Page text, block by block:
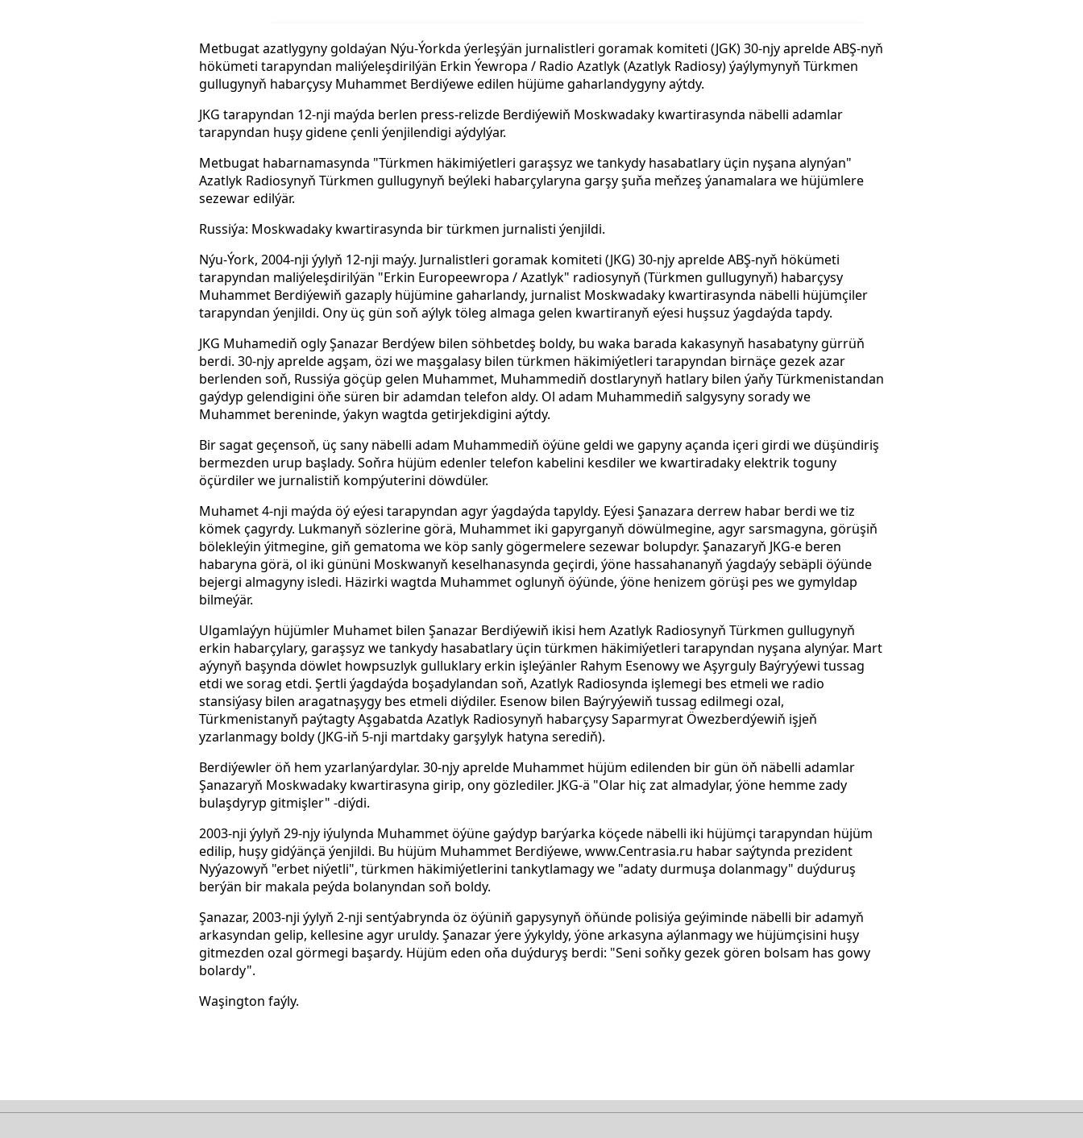
Metbugat azatlygyny goldaýan Nýu-Ýorkda ýerleşýän jurnalistleri goramak komiteti (JGK) 30-njy aprelde ABŞ-nyň
hökümeti tarapyndan maliýeleşdirilýän Erkin Ýewropa / Radio Azatlyk (Azatlyk Radiosy) ýaýlymynyň Türkmen
gullugynyň habarçysy Muhammet Berdiýewe edilen hüjüme gaharlandygyny aýtdy.
JKG tarapyndan 12-nji maýda berlen press-relizde Berdiýewiň Moskwadaky kwartirasynda näbelli adamlar
tarapyndan huşy gidene çenli ýenjilendigi aýdylýar.
Metbugat habarnamasynda "Türkmen häkimiýetleri garaşsyz we tankydy hasabatlary üçin nyşana alynýan"
Azatlyk Radiosynyň Türkmen gullugynyň beýleki habarçylaryna garşy şuňa meňzeş ýanamalara we hüjümlere
sezewar edilýär.
Russiýa: Moskwadaky kwartirasynda bir türkmen jurnalisti ýenjildi.
Nýu-Ýork, 2004-nji ýylyň 12-nji maýy. Jurnalistleri goramak komiteti (JKG) 30-njy aprelde ABŞ-nyň hökümeti
tarapyndan maliýeleşdirilýän "Erkin Europeewropa / Azatlyk" radiosynyň (Türkmen gullugynyň) habarçysy
Muhammet Berdiýewiň gazaply hüjümine gaharlandy, jurnalist Moskwadaky kwartirasynda näbelli hüjümçiler
tarapyndan ýenjildi. Ony üç gün soň aýlyk töleg almaga gelen kwartiranyň eýesi huşsuz ýagdaýda tapdy.
JKG Muhamediň ogly Şanazar Berdýew bilen söhbetdeş boldy, bu waka barada kakasynyň hasabatyny gürrüň
berdi. 30-njy aprelde agşam, özi we maşgalasy bilen türkmen häkimiýetleri tarapyndan birnäçe gezek azar
berlenden soň, Russiýa göçüp gelen Muhammet, Muhammediň dostlarynyň hatlary bilen ýaňy Türkmenistandan
gaýdyp gelendigini öňe süren bir adamdan telefon aldy. Ol adam Muhammediň salgysyny sorady we
Muhammet bereninde, ýakyn wagtda getirjekdigini aýtdy.
Bir sagat geçensoň, üç sany näbelli adam Muhammediň öýüne geldi we gapyny açanda içeri girdi we düşündiriş
bermezden urup başlady. Soňra hüjüm edenler telefon kabelini kesdiler we kwartiradaky elektrik toguny
öçürdiler we jurnalistiň kompýuterini döwdüler.
Muhamet 4-nji maýda öý eýesi tarapyndan agyr ýagdaýda tapyldy. Eýesi Şanazara derrew habar berdi we tiz
kömek çagyrdy. Lukmanyň sözlerine görä, Muhammet iki gapyrganyň döwülmegine, agyr sarsmagyna, görüşiň
bölekleýin ýitmegine, giň gematoma we köp sanly gögermelere sezewar bolupdyr. Şanazaryň JKG-e beren
habaryna görä, ol iki gününi Moskwanyň keselhanasynda geçirdi, ýöne hassahananyň ýagdaýy sebäpli öýünde
bejergi almagyny isledi. Häzirki wagtda Muhammet oglunyň öýünde, ýöne henizem görüşi pes we gymyldap
bilmeýär.
Ulgamlaýyn hüjümler Muhamet bilen Şanazar Berdiýewiň ikisi hem Azatlyk Radiosynyň Türkmen gullugynyň
erkin habarçylary, garaşsyz we tankydy hasabatlary üçin türkmen häkimiýetleri tarapyndan nyşana alynýar. Mart
aýynyň başynda döwlet howpsuzlyk gulluklary erkin işleýänler Rahym Esenowy we Aşyrguly Baýryýewi tussag
etdi we sorag etdi. Şertli ýagdaýda boşadylandan soň, Azatlyk Radiosynda işlemegi bes etmeli we radio
stansiýasy bilen aragatnaşygy bes etmeli diýdiler. Esenow bilen Baýryýewiň tussag edilmegi ozal,
Türkmenistanyň paýtagty Aşgabatda Azatlyk Radiosynyň habarçysy Saparmyrat Öwezberdýewiň işjeň
yzarlanmagy boldy (JKG-iň 5-nji martdaky garşylyk hatyna serediň).
Berdiýewler öň hem yzarlanýardylar. 30-njy aprelde Muhammet hüjüm edilenden bir gün öň näbelli adamlar
Şanazaryň Moskwadaky kwartirasyna girip, ony gözlediler. JKG-ä "Olar hiç zat almadylar, ýöne hemme zady
bulaşdyryp gitmişler" -diýdi.
2003-nji ýylyň 29-njy iýulynda Muhammet öýüne gaýdyp barýarka köçede näbelli iki hüjümçi tarapyndan hüjüm
edilip, huşy gidýänçä ýenjildi. Bu hüjüm Muhammet Berdiýewe, www.Centrasia.ru habar saýtynda prezident
Nyýazowyň "erbet niýetli", türkmen häkimiýetlerini tankytlamagy we "adaty durmuşa dolanmagy" duýduruş
berýän bir makala peýda bolanyndan soň boldy.
Şanazar, 2003-nji ýylyň 2-nji sentýabrynda öz öýüniň gapysynyň öňünde polisiýa geýiminde näbelli bir adamyň
arkasyndan gelip, kellesine agyr uruldy. Şanazar ýere ýykyldy, ýöne arkasyna aýlanmagy we hüjümçisini huşy
gitmezden ozal görmegi başardy. Hüjüm eden oňa duýduryş berdi: "Seni soňky gezek gören bolsam has gowy
bolardy".
Waşington faýly.